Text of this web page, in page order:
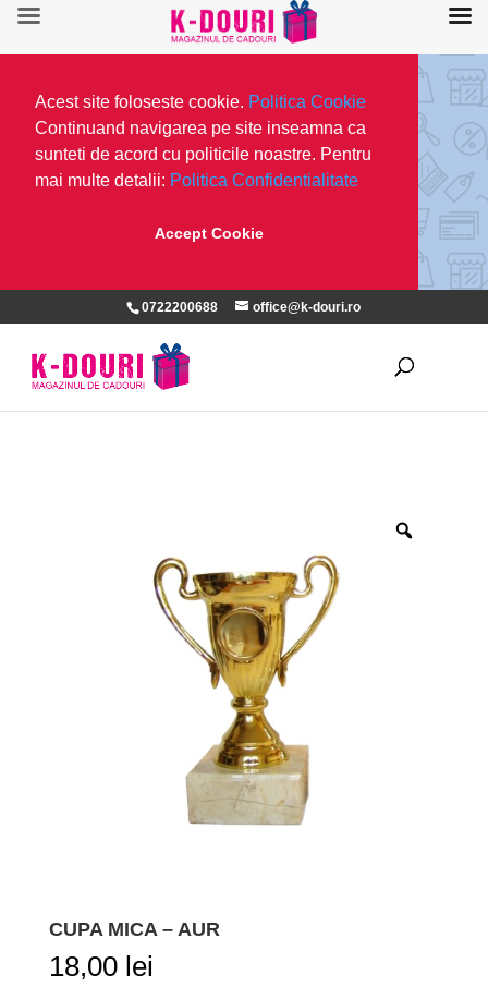
Acest site foloseste cookie. Politica Cookie
Continuand navigarea pe site inseamna ca
sunteti de acord cu politicile noastre. Pentru
mai multe detalii: Politica Confidentialitate
Accept Cookie
0722200688 office@k-douri.ro
CUPA MICA – AUR
18,00 lei